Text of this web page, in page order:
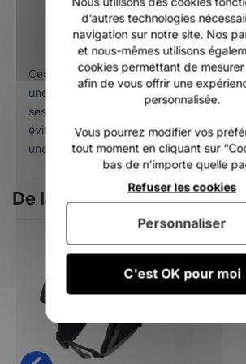
planches de kitesurf et surf.
Marque : North Kiteboarding.
Ces vis de rechange permettent de
une visserie perdue ou endommagée
sessions. La clé incluse assure un
éviter tout jeu dans le boîtier de dérive,
une meilleure réactivité de votre planche
De la même catégorie
-59%
d’autres technologies
navigation sur notre site. Nos
et nous-mêmes utilisons
cookies permettant de
afin de vous offrir une
personnalisée.
Vous pourrez modifier vos
tout moment en cliquant sur
bas de n'importe quelle
C'est OK pour moi
Refuser les cookies
Personnaliser